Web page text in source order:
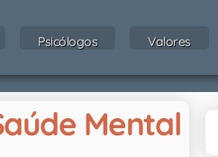
Psicólogos Valores
Mental